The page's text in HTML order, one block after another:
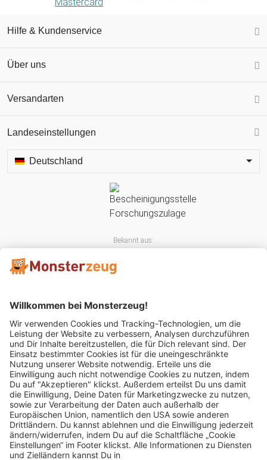
Hilfe & Kundenservice
Über uns
Versandarten
Landeseinstellungen
Deutschland
Bekannt aus:
Mitglied im: